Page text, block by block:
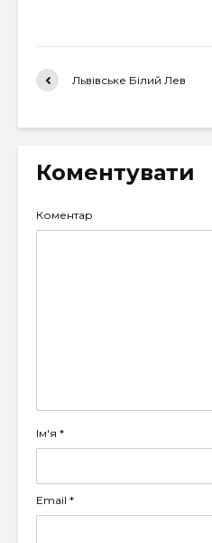
Львівське Білий Лев
Коментувати
Коментар
Ім'я *
Email *